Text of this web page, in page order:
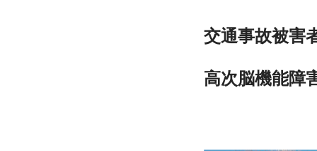
交通事故被害
高次脳機能障